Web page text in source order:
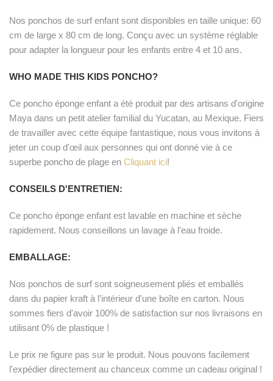
Nos ponchos de surf enfant sont disponibles en taille unique: 60
cm de large x 80 cm de long. Conçu avec un système réglable
pour adapter la longueur pour les enfants entre 4 et 10 ans.
WHO MADE THIS KIDS PONCHO?
Ce poncho éponge enfant a été produit par des artisans d'origine
Maya dans un petit atelier familial du Yucatan, au Mexique. Fiers
de travailler avec cette équipe fantastique, nous vous invitons à
jeter un coup d'œil aux personnes qui ont donné vie à ce
superbe poncho de plage en Cliquant ici!
CONSEILS D'ENTRETIEN:
Ce poncho éponge enfant est lavable en machine et sèche
rapidement. Nous conseillons un lavage à l'eau froide.
EMBALLAGE:
Nos ponchos de surf sont soigneusement pliés et emballés
dans du papier kraft à l'intérieur d'une boîte en carton. Nous
sommes fiers d'avoir 100% de satisfaction sur nos livraisons en
utilisant 0% de plastique !
Le prix ne figure pas sur le produit. Nous pouvons facilement
l'expédier directement au chanceux comme un cadeau original !